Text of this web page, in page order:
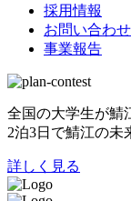
採用情報
お問い合わせ
事業報告
全国の大学生が鯖
2泊3日で鯖江の未
詳しく見る